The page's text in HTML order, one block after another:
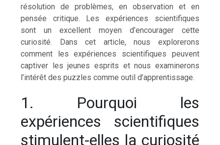
résolution de problèmes, en observation et en
pensée critique. Les expériences scientifiques
sont un excellent moyen d’encourager cette
curiosité. Dans cet article, nous explorerons
comment les expériences scientifiques peuvent
captiver les jeunes esprits et nous examinerons
l’intérêt des puzzles comme outil d’apprentissage.
1. Pourquoi les
expériences scientifiques
stimulent-elles la curiosité